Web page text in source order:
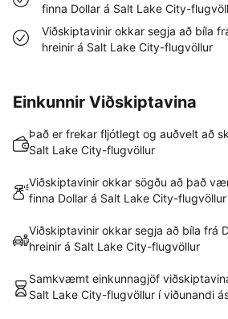
finna Dollar á Salt Lake City-
Viðskiptavinir okkar segja að bíla
hreinir á Salt Lake City-flugvöllur
Einkunnir Viðskiptavina
Það er frekar fljótlegt og auðvelt að
Salt Lake City-flugvöllur
Viðskiptavinir okkar sögðu að það
finna Dollar á Salt Lake City-flugvöllur
Viðskiptavinir okkar segja að bíla frá
hreinir á Salt Lake City-flugvöllur
Samkvæmt einkunnagjöf
Salt Lake City-flugvöllur í viðunandi